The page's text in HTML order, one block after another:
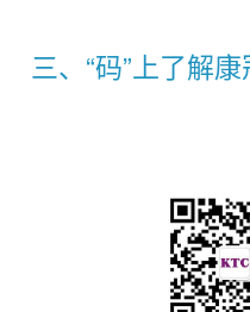
三、“码”上了解康